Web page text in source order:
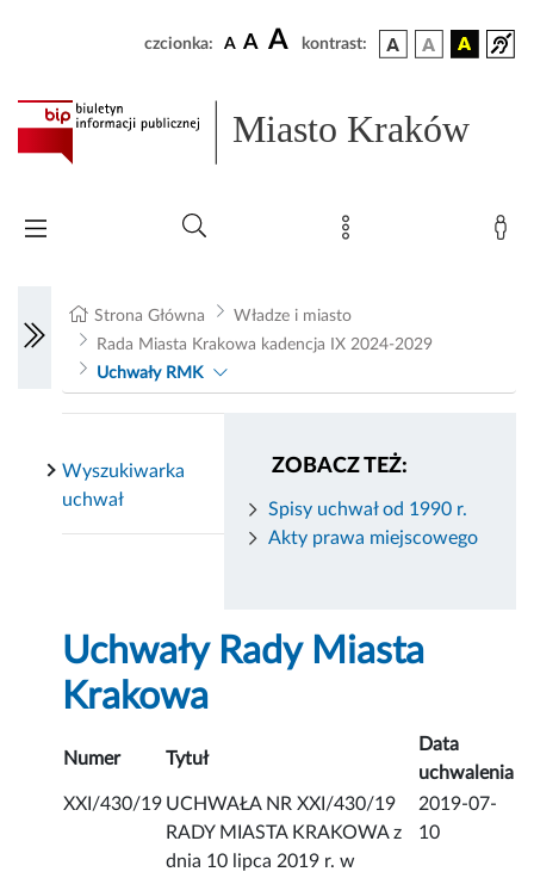
czcionka: A A A kontrast:
Miasto Kraków
Strona Główna
Władze i miasto
Rada Miasta Krakowa kadencja IX 2024-2029
Uchwały RMK
ZOBACZ TEŻ:
Spisy uchwał od 1990 r.
Akty prawa miejscowego
Wyszukiwarka
uchwał
Uchwały Rady Miasta
Krakowa
Numer Tytuł
Data
uchwalenia
XXI/430/19 UCHWAŁA NR XXI/430/19
RADY MIASTA KRAKOWA z
dnia 10 lipca 2019 r. w
2019-07-
10